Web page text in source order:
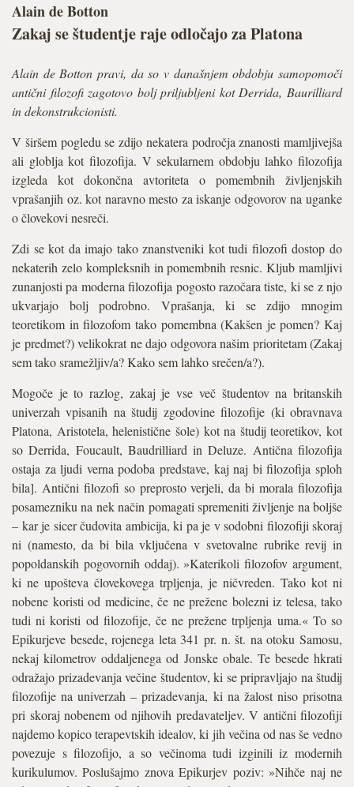
Alain de Botton
Zakaj se študentje raje odločajo za Platona
Alain de Botton pravi, da so v današnjem obdobju samopomoči
antični filozofi zagotovo bolj priljubljeni kot Derrida, Baurilliard
in dekonstrukcionisti.
V širšem pogledu se zdijo nekatera področja znanosti mamljivejša
ali globlja kot filozofija. V sekularnem obdobju lahko filozofija
izgleda kot dokončna avtoriteta o pomembnih življenjskih
vprašanjih oz. kot naravno mesto za iskanje odgovorov na uganke
o človekovi nesreči.
Zdi se kot da imajo tako znanstveniki kot tudi filozofi dostop do
nekaterih zelo kompleksnih in pomembnih resnic. Kljub mamljivi
zunanjosti pa moderna filozofija pogosto razočara tiste, ki se z njo
ukvarjajo bolj podrobno. Vprašanja, ki se zdijo mnogim
teoretikom in filozofom tako pomembna (Kakšen je pomen? Kaj
je predmet?) velikokrat ne dajo odgovora našim prioritetam (Zakaj
sem tako sramežljiv/a? Kako sem lahko srečen/a?).
Mogoče je to razlog, zakaj je vse več študentov na britanskih
univerzah vpisanih na študij zgodovine filozofije (ki obravnava
Platona, Aristotela, helenistične šole) kot na študij teoretikov, kot
so Derrida, Foucault, Baudrilliard in Deluze. Antična filozofija
ostaja za ljudi verna podoba predstave, kaj naj bi filozofija sploh
bila]. Antični filozofi so preprosto verjeli, da bi morala filozofija
posamezniku na nek način pomagati spremeniti življenje na boljše
– kar je sicer čudovita ambicija, ki pa je v sodobni filozofiji skoraj
ni (namesto, da bi bila vključena v svetovalne rubrike revij in
popoldanskih pogovornih oddaj). »Katerikoli filozofov argument,
ki ne upošteva človekovega trpljenja, je ničvreden. Tako kot ni
nobene koristi od medicine, če ne prežene bolezni iz telesa, tako
tudi ni koristi od filozofije, če ne prežene trpljenja uma.« To so
Epikurjeve besede, rojenega leta 341 pr. n. št. na otoku Samosu,
nekaj kilometrov oddaljenega od Jonske obale. Te besede hkrati
odražajo prizadevanja večine študentov, ki se pripravljajo na študij
filozofije na univerzah – prizadevanja, ki na žalost niso prisotna
pri skoraj nobenem od njihovih predavateljev. V antični filozofiji
najdemo kopico terapevtskih idealov, ki jih večina od nas še vedno
povezuje s filozofijo, a so večinoma tudi izginili iz modernih
kurikulumov. Poslušajmo znova Epikurjev poziv: »Nihče naj ne